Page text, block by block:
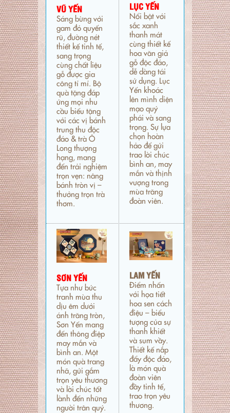
VŨ YẾN
Sáng bừng với
gam đỏ quyến
rũ, đường nét
thiết kế tinh tế,
sang trọng
cùng chất liệu
gỗ được gia
công tỉ mỉ. Bộ
quà tặng đáp
ứng mọi nhu
cầu biếu tặng
với các vị bánh
trung thu độc
đáo & trà Ô
Long thượng
hạng, mang
đến trải nghiệm
trọn vẹn: nâng
bánh tròn vị –
thưởng trọn trà
thơm.
LỤC YẾN
Nổi bật với
sắc xanh
thanh mát
cùng thiết kế
hoa văn giả
gỗ độc đáo,
dễ dàng tái
sử dụng. Lục
Yến khoác
lên mình diện
mạo quý
phái và sang
trọng. Sự lựa
chọn hoàn
hảo để gửi
trao lời chúc
bình an, may
mắn và thịnh
vượng trong
mùa trăng
đoàn viên.
SƠN YẾN
Tựa như bức
tranh mùa thu
dịu êm dưới
ánh trăng tròn,
Sơn Yến mang
đến thông điệp
may mắn và
bình an. Một
món quà trang
nhã, gửi gắm
trọn yêu thương
và lời chúc tốt
lành đến những
người trân quý.
LAM YẾN
Điểm nhấn
với họa tiết
hoa sen cách
điệu – biểu
tượng của sự
thanh khiết
và sum vầy.
Thiết kế nắp
đẩy độc đáo,
là món quà
đoàn viên
đầy tinh tế,
trao trọn yêu
thương.